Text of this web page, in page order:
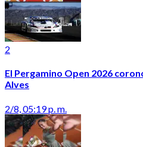
2
El Pergamino Open 2026
Alves
2/8, 05:19 p. m.